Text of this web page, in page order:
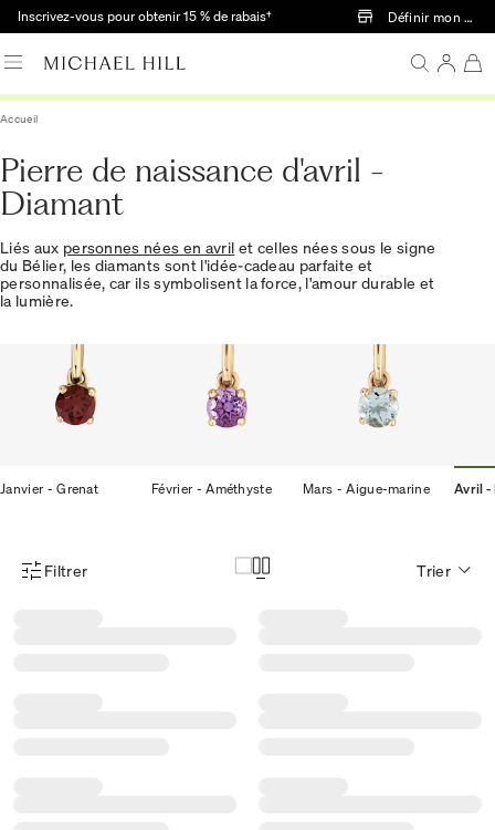
Passer au contenu principal
Inscrivez-vous pour obtenir 15 % de rabais† Définir mon
Accueil
Pierre de naissance d'avril -
Diamant
Liés aux personnes nées en avril et celles nées sous le signe
du Bélier, les diamants sont l'idée-cadeau parfaite et
personnalisée, car ils symbolisent la force, l'amour durable et
la lumière.
Janvier - Grenat Février - Améthyste Mars - Aigue-marine Avril -
Menu des filtres d'articles
Filtrer Trier